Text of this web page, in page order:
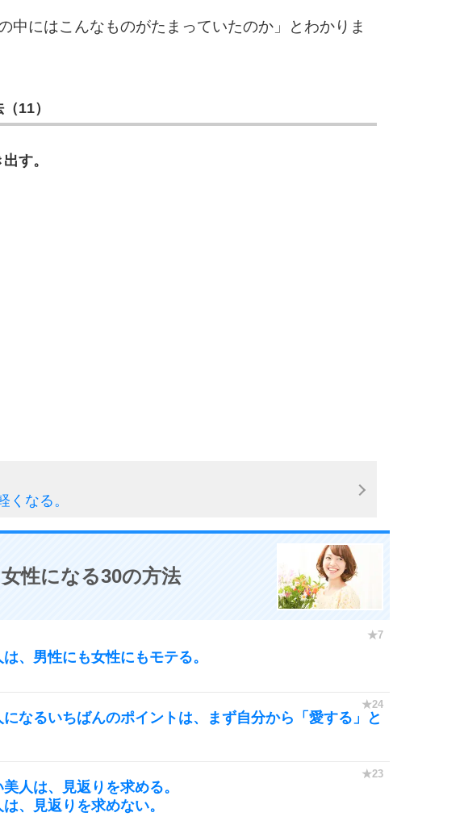
中にはこんなものがたまっていたのか」とわかりま
11）
す。
くなる。
性になる30の方法
、男性にも女性にもモテる。
なるいちばんのポイントは、まず自分から「愛する」と
人は、見返りを求める。
、見返りを求めない。